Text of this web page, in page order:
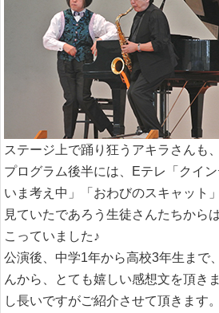
ステージ上で踊り狂うアキラさんも
プログラム後半には、Eテレ「クイ
いま考え中」「おわびのスキャット
見ていたであろう生徒さんたちから
こっていました♪
公演後、中学1年から高校3年生まで
んから、とても嬉しい感想文を頂き
し長いですがご紹介させて頂きます。